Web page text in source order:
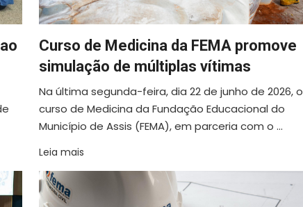
Curso de Medicina da FEMA promove
simulação de múltiplas vítimas
Na última segunda-feira, dia 22 de junho de 2026, o
curso de Medicina da Fundação Educacional do
Município de Assis (FEMA), em parceria com o ...
Leia mais